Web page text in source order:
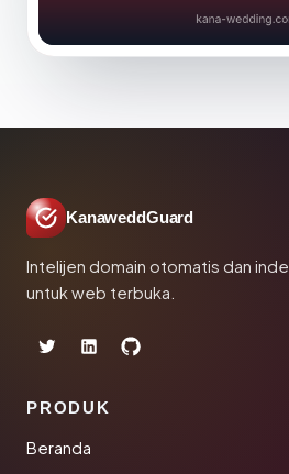
KanaweddGuard
Intelijen domain otomatis dan
untuk web terbuka.
PRODUK
Beranda